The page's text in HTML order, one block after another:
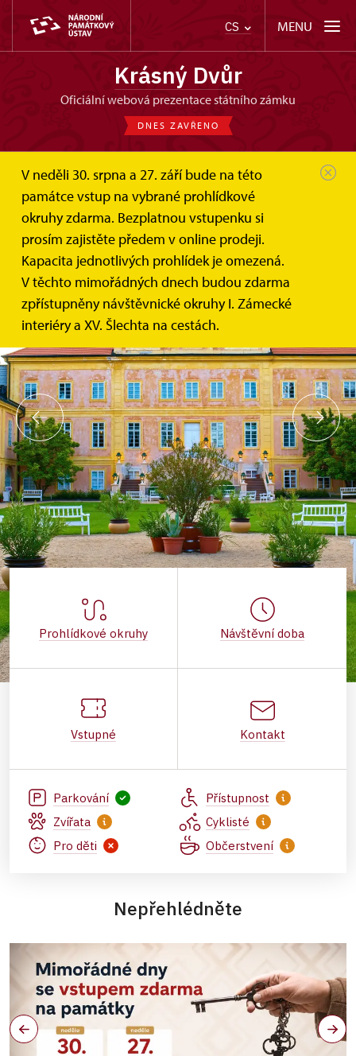
CS MENU
Krásný Dvůr
oficiální webová prezentace státního zámku
DNES ZAVŘENO
V neděli 30. srpna a 27. září bude na této
památce vstup na vybrané prohlídkové
okruhy zdarma. Bezplatnou vstupenku si
prosím zajistěte předem v online prodeji.
Kapacita jednotlivých prohlídek je omezená.
V těchto mimořádných dnech budou zdarma
zpřístupněny návštěvnické okruhy I. Zámecké
interiéry a XV. Šlechta na cestách.
Prohlídkové okruhy Návštěvní doba
Vstupné Kontakt
Parkování
Přístupnost
Zvířata
Cyklisté
Pro děti
Občerstvení
Nepřehlédněte